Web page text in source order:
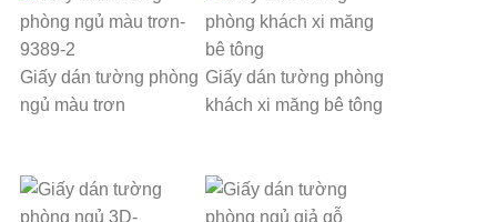
Giấy dán tường phòng
ngủ màu trơn
Giấy dán tường phòng
khách xi măng bê tông